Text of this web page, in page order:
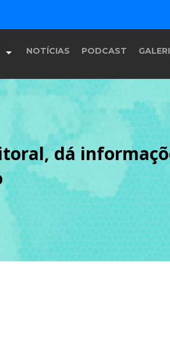
NOTÍCIAS PODCAST
dá